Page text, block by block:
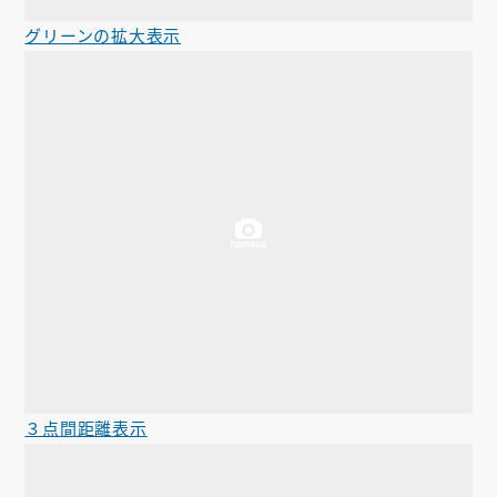
グリーンの拡大表示
３点間距離表示